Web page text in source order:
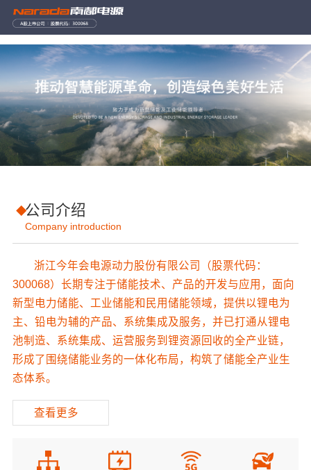
公司介绍
Company introduction
浙江今年会电源动力股份有限公司（股票代码：
300068）长期专注于储能技术、产品的开发与应用，面向
新型电力储能、工业储能和民用储能领域，提供以锂电为
主、铅电为辅的产品、系统集成及服务，并已打通从锂电
池制造、系统集成、运营服务到锂资源回收的全产业链，
形成了围绕储能业务的一体化布局，构筑了储能全产业生
态体系。
查看更多